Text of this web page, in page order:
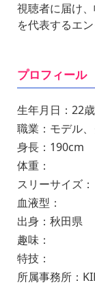
視聴者に届け
を代表するエ
プロフィール
生年月日：22歳
職業：モデル
身長：190cm
体重：
スリーサイズ：
血液型：
出身：秋田県
趣味：
特技：
所属事務所：